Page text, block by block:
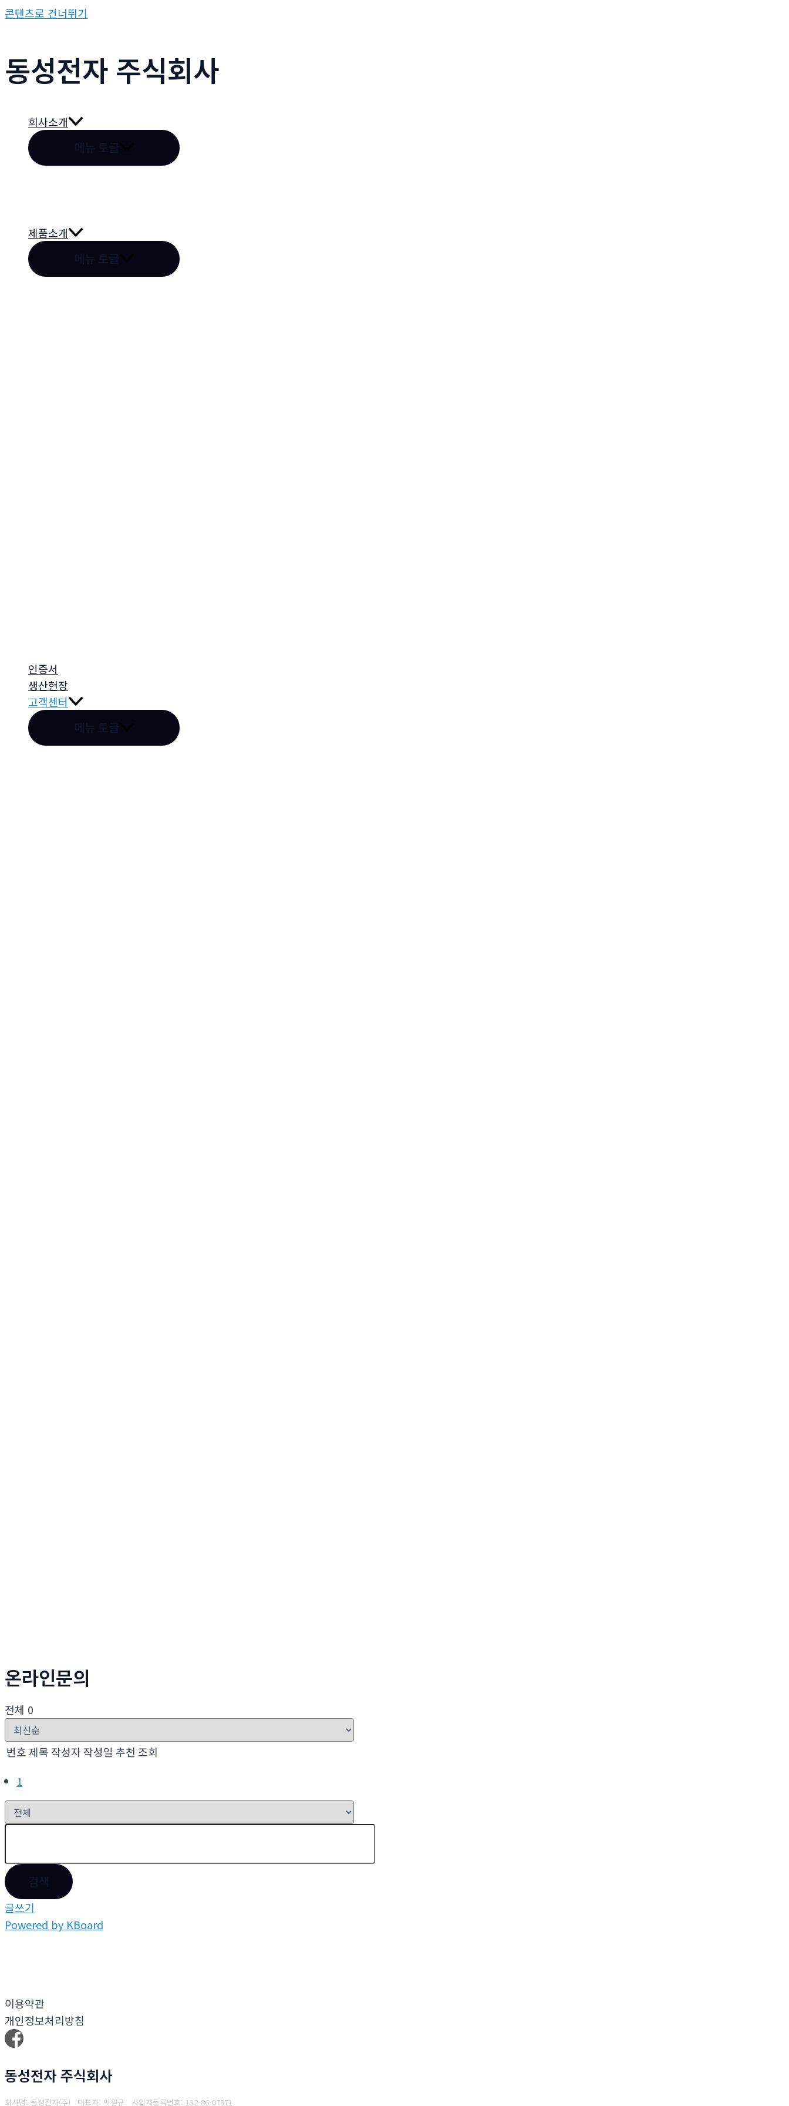
콘텐츠로 건너뛰기
동성전자 주식회사
회사소개
제품소개
인증서
생산현장
고객센터
온라인문의
전체 0
번호제목 작성자작성일 추천 조회
1
글쓰기
Powered by KBoard
이용약관
개인정보처리방침
동성전자 주식회사
회사명: 동성전자(주) 대표자: 박원규 사업자등록번호: 132-86-07871